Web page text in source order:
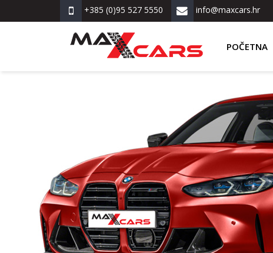
+385 (0)95 527 5550 info@maxcars.hr
POČETNA